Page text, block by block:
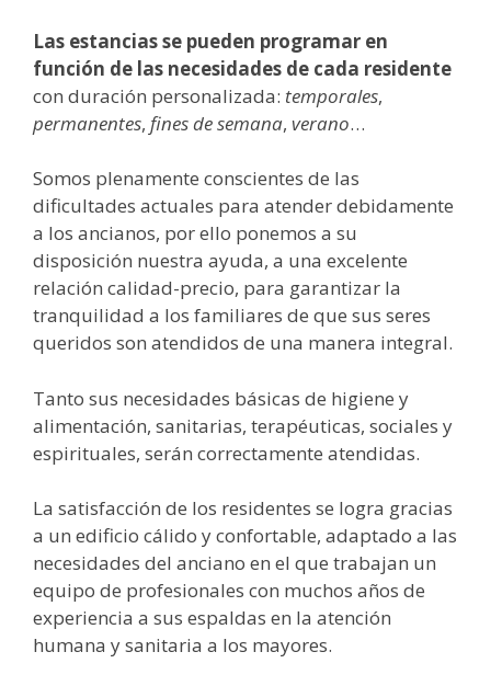
Las estancias se pueden programar en
función de las necesidades de cada residente
con duración personalizada: temporales,
permanentes, fines de semana, verano…
Somos plenamente conscientes de las
dificultades actuales para atender debidamente
a los ancianos, por ello ponemos a su
disposición nuestra ayuda, a una excelente
relación calidad-precio, para garantizar la
tranquilidad a los familiares de que sus seres
queridos son atendidos de una manera integral.
Tanto sus necesidades básicas de higiene y
alimentación, sanitarias, terapéuticas, sociales y
espirituales, serán correctamente atendidas.
La satisfacción de los residentes se logra gracias
a un edificio cálido y confortable, adaptado a las
necesidades del anciano en el que trabajan un
equipo de profesionales con muchos años de
experiencia a sus espaldas en la atención
humana y sanitaria a los mayores.